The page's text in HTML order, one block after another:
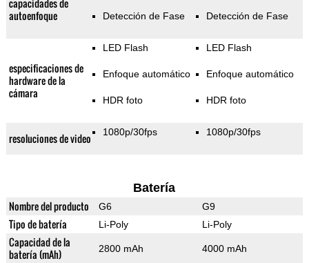
capacidades de
autoenfoque
Detección de Fase Detección de Fase
especificaciones de
hardware de la
cámara
LED Flash
Enfoque automático
HDR foto
LED Flash
Enfoque automático
HDR foto
resoluciones de video 1080p/30fps 1080p/30fps
Batería
Nombre del producto G6 G9
Tipo de batería Li-Poly Li-Poly
Capacidad de la
batería (mAh)
2800 mAh 4000 mAh